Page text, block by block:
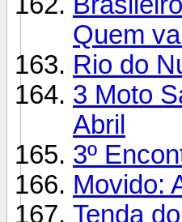
Quem
Rio do
3 Moto
Abril
3º
Movido:
Tenda